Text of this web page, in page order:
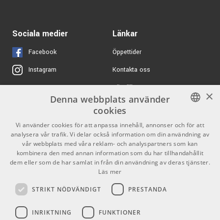
ARTIKELNUMMER 1097137
AMP TM-2 - 2m XLR-
hane/Tele-hane -
Balanserad
Signalkabel
K&M 16085 Headphone
Holder
ARTIKELNUMMER 1036794
450 kr/st
sE Electronics sE4400 -
Stormembransmikrofon
ARTIKELNUMMER 1063425
5666 kr/st
ARTIKELNUMMER 1053347
Lewitt LCT 540 S
Sociala medier
Facebook
Instagram
X
Youtube
TikTok
Länkar
Öppettider
Kontakta oss
Köpvillkor
Butiken
Varumärken
GDPR & Cookies
Kontakt
Info
Mån-Fre: 10.00-18.00
SWEDISH
ENGLISH
×
Denna webbplats använder
cookies
Vi använder cookies för att anpassa innehåll, annonser och för att
analysera vår trafik. Vi delar också information om din användning av
vår webbplats med våra reklam- och analyspartners som kan
kombinera den med annan information som du har tillhandahållit
dem eller som de har samlat in från din användning av deras tjänster.
Läs mer
STRIKT NÖDVÄNDIGT PRESTANDA
INRIKTNING FUNKTIONER